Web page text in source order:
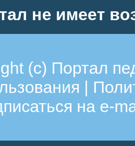
не имеет
(c) Портал
|
на e-